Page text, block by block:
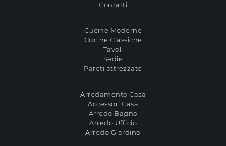
Contatti
Cucine Moderne
Cucine Classiche
Tavoli
Sedie
Pareti attrezzate
Arredamento Casa
Accessori Casa
Arredo Bagno
Arredo Ufficio
Arredo Giardino